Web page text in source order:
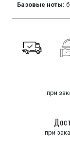
Базовые ноты:
при
при